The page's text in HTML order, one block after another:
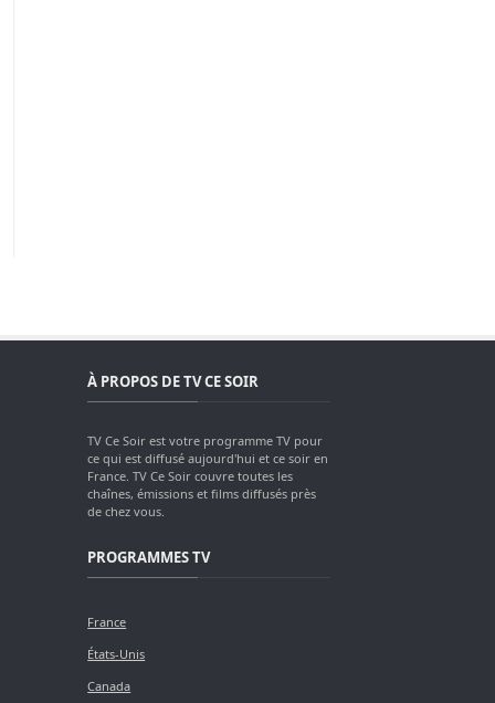
À PROPOS DE TV CE SOIR
TV Ce Soir est votre programme TV pour
ce qui est diffusé aujourd'hui et ce soir en
France. TV Ce Soir couvre toutes les
chaînes, émissions et films diffusés près
de chez vous.
PROGRAMMES TV
France
États-Unis
Canada